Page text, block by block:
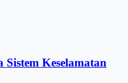
Keselamatan